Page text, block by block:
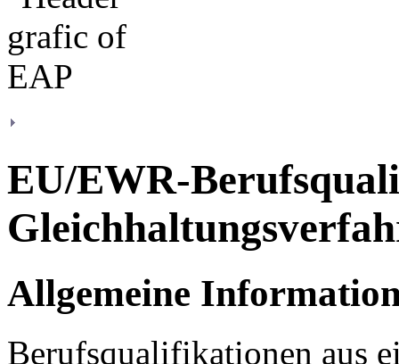
EU/EWR-
Allgemeine
Berufsqualifikationen aus